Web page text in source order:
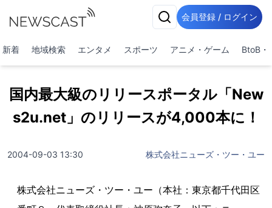
会員登録 / ログイン
新着 地域検索 エンタメ スポーツ アニメ・ゲーム BtoB・
国内最大級のリリースポータル「New
s2u.net」のリリースが4,000本に！
2004-09-03 13:30 株式会社ニューズ・ツー・ユー
株式会社ニューズ・ツー・ユー（本社：東京都千代田区